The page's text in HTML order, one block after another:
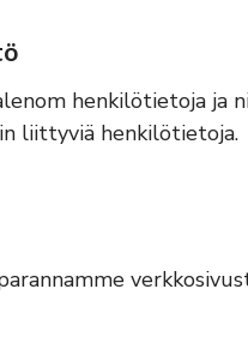
henkilötietoja ja
liittyviä henkilötietoja.